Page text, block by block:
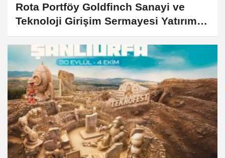
Rota Portföy Goldfinch Sanayi ve
Teknoloji Girişim Sermayesi Yatırım
Fonu Kuruldu